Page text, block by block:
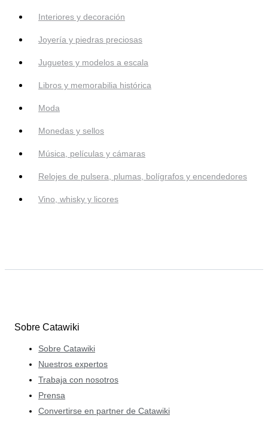
Interiores y decoración
Joyería y piedras preciosas
Juguetes y modelos a escala
Libros y memorabilia histórica
Moda
Monedas y sellos
Música, películas y cámaras
Relojes de pulsera, plumas, bolígrafos y encendedores
Vino, whisky y licores
Sobre Catawiki
Sobre Catawiki
Nuestros expertos
Trabaja con nosotros
Prensa
Convertirse en partner de Catawiki